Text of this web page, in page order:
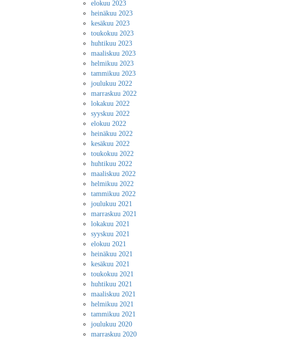
elokuu 2023
heinäkuu 2023
kesäkuu 2023
toukokuu 2023
huhtikuu 2023
maaliskuu 2023
helmikuu 2023
tammikuu 2023
joulukuu 2022
marraskuu 2022
lokakuu 2022
syyskuu 2022
elokuu 2022
heinäkuu 2022
kesäkuu 2022
toukokuu 2022
huhtikuu 2022
maaliskuu 2022
helmikuu 2022
tammikuu 2022
joulukuu 2021
marraskuu 2021
lokakuu 2021
syyskuu 2021
elokuu 2021
heinäkuu 2021
kesäkuu 2021
toukokuu 2021
huhtikuu 2021
maaliskuu 2021
helmikuu 2021
tammikuu 2021
joulukuu 2020
marraskuu 2020